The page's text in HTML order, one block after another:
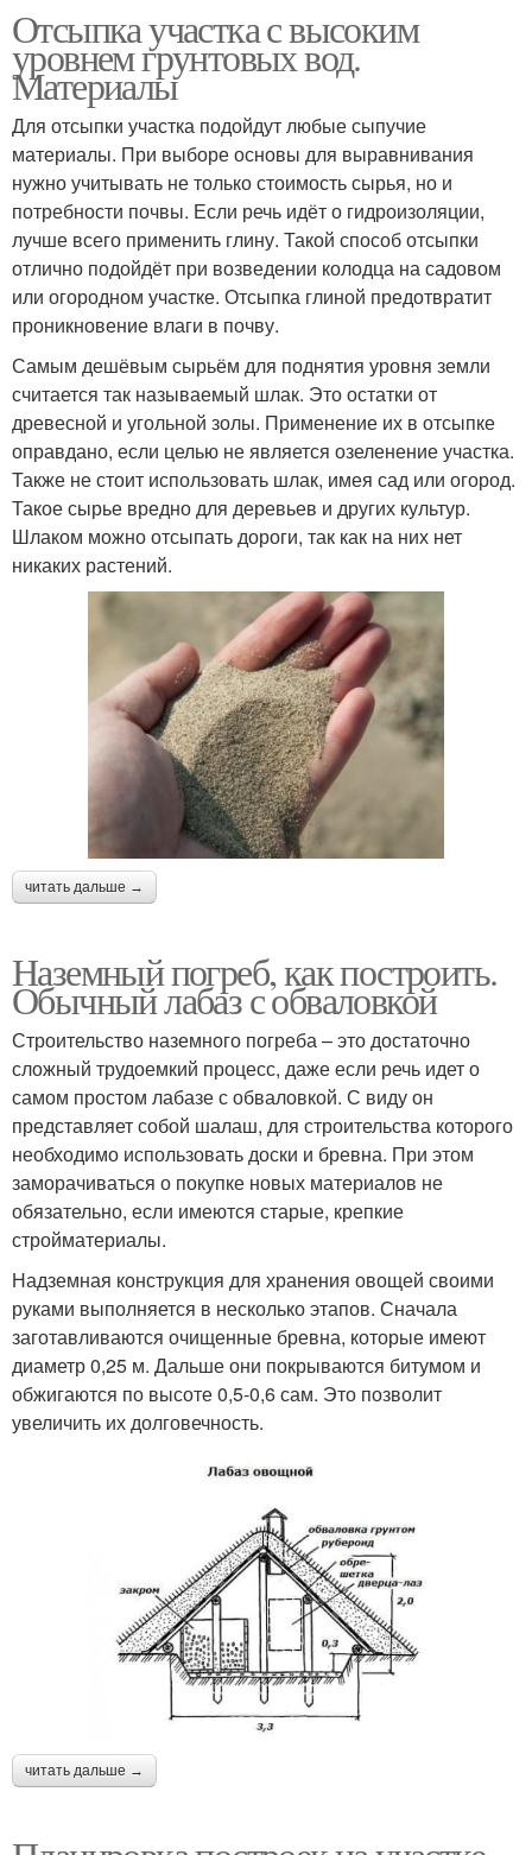
Отсыпка участка с высоким
уровнем грунтовых вод.
Материалы
Для отсыпки участка подойдут любые сыпучие
материалы. При выборе основы для выравнивания
нужно учитывать не только стоимость сырья, но и
потребности почвы. Если речь идёт о гидроизоляции,
лучше всего применить глину. Такой способ отсыпки
отлично подойдёт при возведении колодца на садовом
или огородном участке. Отсыпка глиной предотвратит
проникновение влаги в почву.
Самым дешёвым сырьём для поднятия уровня земли
считается так называемый шлак. Это остатки от
древесной и угольной золы. Применение их в отсыпке
оправдано, если целью не является озеленение участка.
Также не стоит использовать шлак, имея сад или огород.
Такое сырье вредно для деревьев и других культур.
Шлаком можно отсыпать дороги, так как на них нет
никаких растений.
читать дальше →
Наземный погреб, как построить.
Обычный лабаз с обваловкой
Строительство наземного погреба – это достаточно
сложный трудоемкий процесс, даже если речь идет о
самом простом лабазе с обваловкой. С виду он
представляет собой шалаш, для строительства которого
необходимо использовать доски и бревна. При этом
заморачиваться о покупке новых материалов не
обязательно, если имеются старые, крепкие
стройматериалы.
Надземная конструкция для хранения овощей своими
руками выполняется в несколько этапов. Сначала
заготавливаются очищенные бревна, которые имеют
диаметр 0,25 м. Дальше они покрываются битумом и
обжигаются по высоте 0,5-0,6 сам. Это позволит
увеличить их долговечность.
читать дальше →